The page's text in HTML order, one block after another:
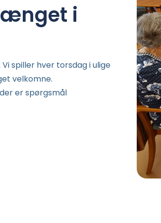
i
spiller hver torsdag i ulige
velkomne.
der er spørgsmål